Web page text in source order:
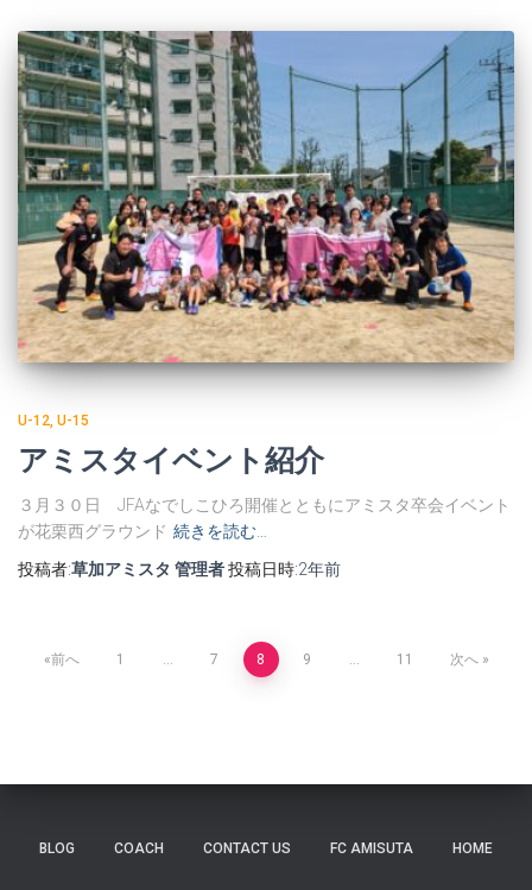
U-12 U-15
アミスタイベント紹介
３月３０日 JFAなでしこひろ開催とともにアミスタ卒会イベント
が花栗西グラウンド 続きを読む…
投稿者:草加アミスタ 管理者投稿日時:2年前
投
ナ
前へ 1 … 7 8 9 … 11 次へ
BLOG COACH CONTACT US FC AMISUTA HOME